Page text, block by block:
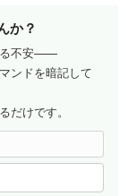
か？
る不安——
ンドを暗記して
だけです。